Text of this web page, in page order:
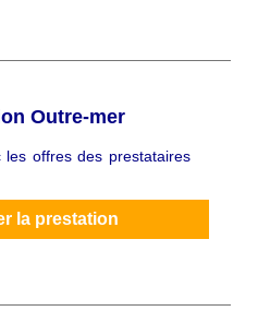
Outre-mer
les offres des prestataires
la prestation